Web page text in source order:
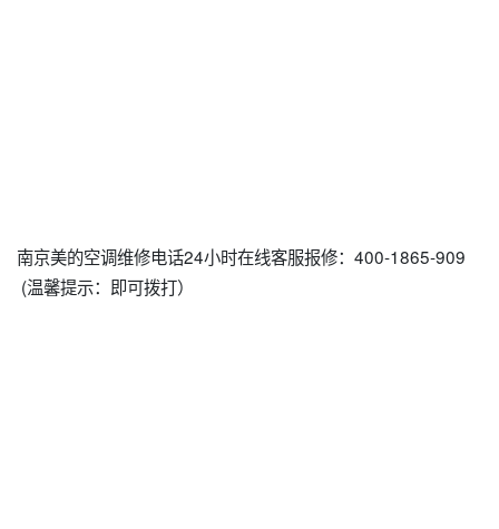
南京美的空调维修电话24小时在线客服报修：400-1865-909
(温馨提示：即可拨打）